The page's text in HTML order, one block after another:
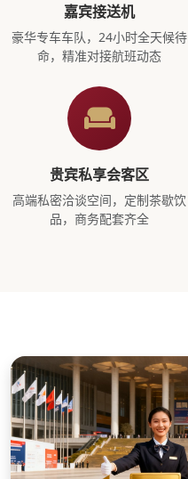
嘉宾接送机
豪华专车车队，24小时全天候待
命，精准对接航班动态
贵宾私享会客区
高端私密洽谈空间，定制茶歇饮
品，商务配套齐全